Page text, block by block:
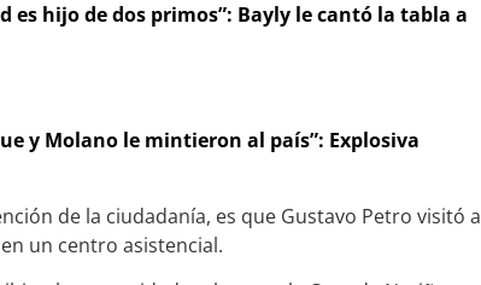
es hijo de dos primos”: Bayly le cantó la tabla a
y Molano le mintieron al país”: Explosiva
de la ciudadanía, es que Gustavo Petro visitó a
un centro asistencial.